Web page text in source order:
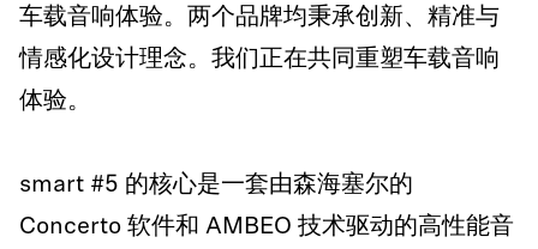
车载音响体验。两个品牌均秉承创新、精准与
情感化设计理念。我们正在共同重塑车载音响
体验。
smart #5 的核心是一套由森海塞尔的
Concerto 软件和 AMBEO 技术驱动的高性能音